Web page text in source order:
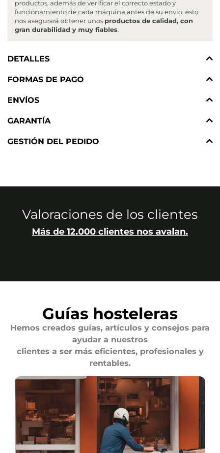
productos, además de verificar el correcto estado y
funcionamiento de cada máquina antes de su envío, esto
nos asegurará obtener unos productos de calidad, con
gran durabilidad y muy fiables.
DETALLES
FORMAS DE PAGO
ENVÍOS
GARANTÍA
GESTIÓN DEL PEDIDO
Valoraciones de los clientes
Más de 12.000 clientes nos avalan.
Guías hosteleras
Hemos creados guías, artículos y consejos para
ayudar a nuestros
clientes a ser más eficientes, profesionales y
rentables.